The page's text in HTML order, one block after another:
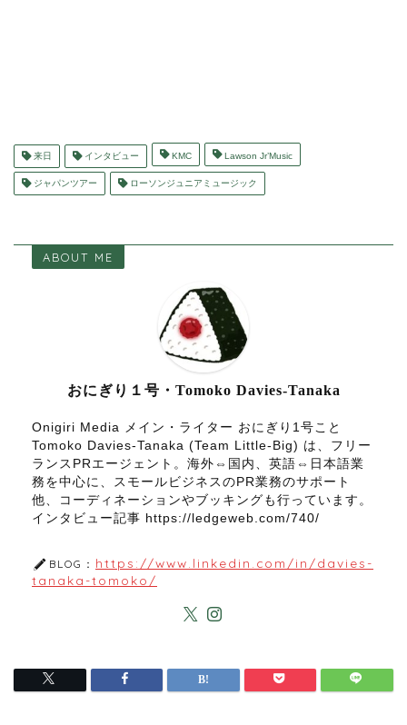
来日 インタビュー KMC Lawson Jr’Music
ジャパンツアー ローソンジュニアミュージック
ABOUT ME
おにぎり１号・Tomoko Davies-Tanaka
Onigiri Media メイン・ライター おにぎり1号こと
Tomoko Davies-Tanaka (Team Little-Big) は、フリー
ランスPRエージェント。海外⇔国内、英語⇔日本語業
務を中心に、スモールビジネスのPR業務のサポート
他、コーディネーションやブッキングも行っています。
インタビュー記事 https://ledgeweb.com/740/
BLOG： https://www.linkedin.com/in/davies-
tanaka-tomoko/